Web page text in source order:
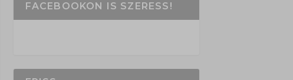
FACEBOOKON IS SZERESS!